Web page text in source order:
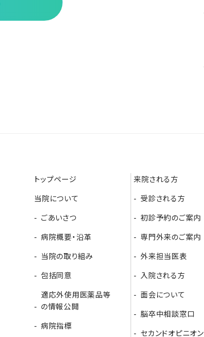
トップページ
当院について
ごあいさつ
病院概要・沿革
当院の取り組み
包括同意
適応外使用医薬品等
の情報公開
病院指標
来院される方
受診される方
初診予約のご案内
専門外来のご案内
外来担当医表
入院される方
面会について
脳卒中相談窓口
セカンドオピニオン